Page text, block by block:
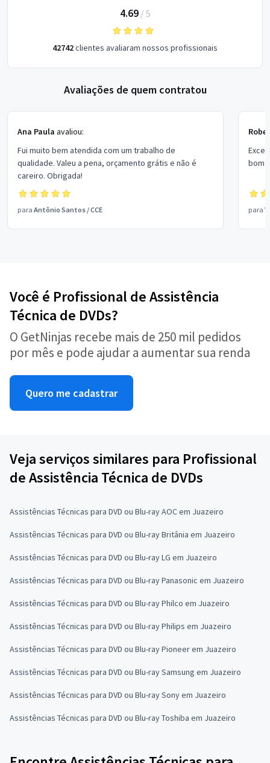
4.69/ 5
42742clientes avaliaram nossos profissionais
Avaliações de quem contratou
Ana Paula avaliou:
Fui muito bem atendida com um trabalho de
qualidade. Valeu a pena, orçamento grátis e não é
careiro. Obrigada!
para Antônio Santos /CCE
bom
para
Você é Profissional de Assistência
Técnica de DVDs?
O GetNinjas recebe mais de 250 mil pedidos
por mês e pode ajudar a aumentar sua renda
Quero me cadastrar
Veja serviços similares para Profissional
de Assistência Técnica de DVDs
Assistências Técnicas para DVD ou Blu-ray AOC em Juazeiro
Assistências Técnicas para DVD ou Blu-ray Britânia em Juazeiro
Assistências Técnicas para DVD ou Blu-ray LG em Juazeiro
Assistências Técnicas para DVD ou Blu-ray Panasonic em Juazeiro
Assistências Técnicas para DVD ou Blu-ray Philco em Juazeiro
Assistências Técnicas para DVD ou Blu-ray Philips em Juazeiro
Assistências Técnicas para DVD ou Blu-ray Pioneer em Juazeiro
Assistências Técnicas para DVD ou Blu-ray Samsung em Juazeiro
Assistências Técnicas para DVD ou Blu-ray Sony em Juazeiro
Assistências Técnicas para DVD ou Blu-ray Toshiba em Juazeiro